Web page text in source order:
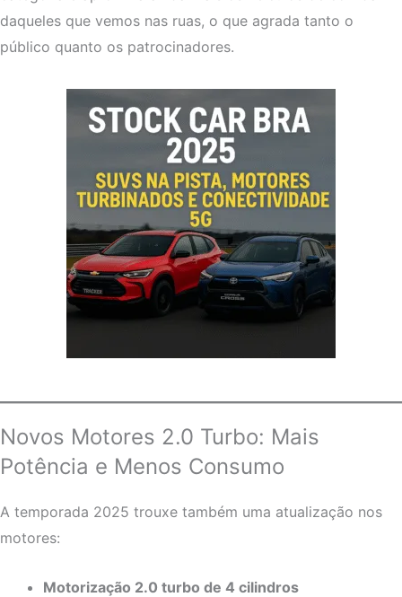
daqueles que vemos nas ruas, o que agrada tanto o
público quanto os patrocinadores.
Novos Motores 2.0 Turbo: Mais
Potência e Menos Consumo
A temporada 2025 trouxe também uma atualização nos
motores:
Motorização 2.0 turbo de 4 cilindros